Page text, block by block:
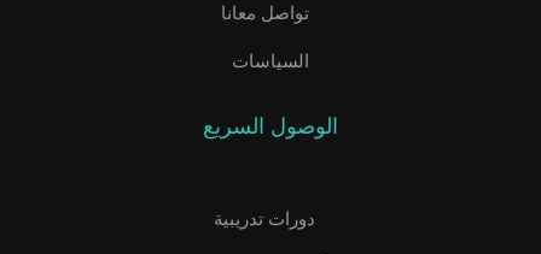
تواصل معانا
السياسات
الوصول السريع
دورات تدريبية